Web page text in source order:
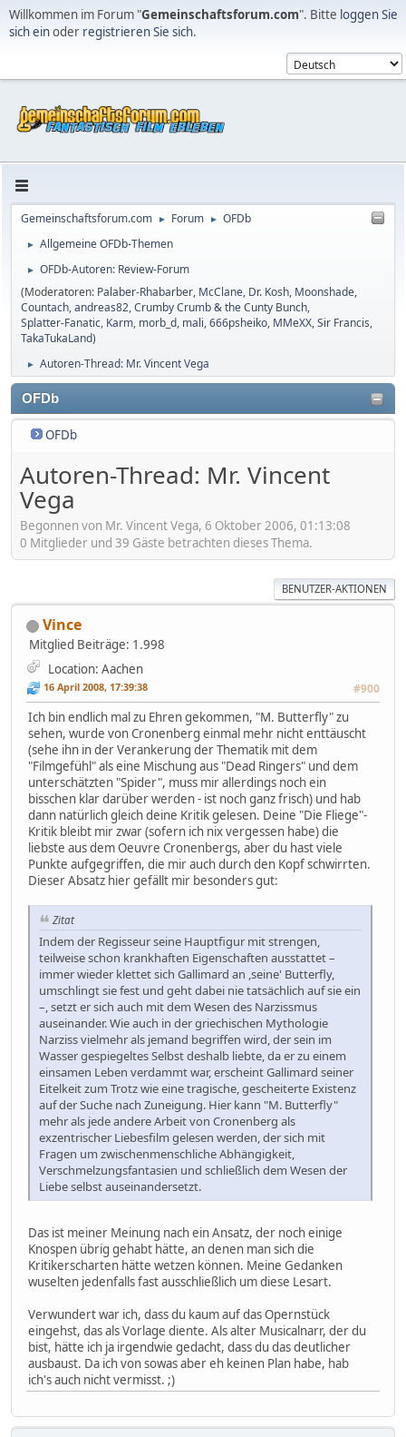
Willkommen im Forum "Gemeinschaftsforum.com". Bitte loggen Sie
sich einoder registrieren Sie sich.
Gemeinschaftsforum.com ► Forum ► OFDb
► Allgemeine OFDb-Themen
►
OFDb-Autoren: Review-Forum
(Moderatoren: Palaber-Rhabarber, McClane, Dr. Kosh, Moonshade,
Countach,andreas82,Crumby Crumb & the Cunty Bunch,
Splatter-Fanatic, Karm, morb_d, mali,666psheiko, MMeXX,Sir Francis,
TakaTukaLand)
► Autoren-Thread: Mr. Vincent Vega
OFDb
OFDb
Autoren-Thread: Mr. Vincent
Vega
Begonnen von Mr. Vincent Vega, 6 Oktober 2006, 01:13:08
0 Mitglieder und 39 Gäste betrachten dieses Thema.
BENUTZER-AKTIONEN
Vince
Mitglied Beiträge: 1.998
Location: Aachen
16 April 2008, 17:39:38 #900
Ich bin endlich mal zu Ehren gekommen, "M. Butterfly" zu
sehen, wurde von Cronenberg einmal mehr nicht enttäuscht
(sehe ihn in der Verankerung der Thematik mit dem
"Filmgefühl" als eine Mischung aus "Dead Ringers" und dem
unterschätzten "Spider", muss mir allerdings noch ein
bisschen klar darüber werden - ist noch ganz frisch) und hab
dann natürlich gleich deine Kritik gelesen. Deine "Die Fliege"-
Kritik bleibt mir zwar (sofern ich nix vergessen habe) die
liebste aus dem Oeuvre Cronenbergs, aber du hast viele
Punkte aufgegriffen, die mir auch durch den Kopf schwirrten.
Dieser Absatz hier gefällt mir besonders gut:
Zitat
Indem der Regisseur seine Hauptfigur mit strengen,
teilweise schon krankhaften Eigenschaften ausstattet –
immer wieder klettet sich Gallimard an ,seine' Butterfly,
umschlingt sie fest und geht dabei nie tatsächlich auf sie ein
–, setzt er sich auch mit dem Wesen des Narzissmus
auseinander. Wie auch in der griechischen Mythologie
Narziss vielmehr als jemand begriffen wird, der sein im
Wasser gespiegeltes Selbst deshalb liebte, da er zu einem
einsamen Leben verdammt war, erscheint Gallimard seiner
Eitelkeit zum Trotz wie eine tragische, gescheiterte Existenz
auf der Suche nach Zuneigung. Hier kann "M. Butterfly"
mehr als jede andere Arbeit von Cronenberg als
exzentrischer Liebesfilm gelesen werden, der sich mit
Fragen um zwischenmenschliche Abhängigkeit,
Verschmelzungsfantasien und schließlich dem Wesen der
Liebe selbst auseinandersetzt.
Das ist meiner Meinung nach ein Ansatz, der noch einige
Knospen übrig gehabt hätte, an denen man sich die
Kritikerscharten hätte wetzen können. Meine Gedanken
wuselten jedenfalls fast ausschließlich um diese Lesart.
Verwundert war ich, dass du kaum auf das Opernstück
eingehst, das als Vorlage diente. Als alter Musicalnarr, der du
bist, hätte ich ja irgendwie gedacht, dass du das deutlicher
ausbaust. Da ich von sowas aber eh keinen Plan habe, hab
ich's auch nicht vermisst. ;)